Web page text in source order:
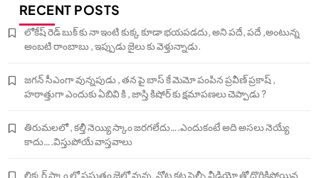
RECENT POSTS
లోకేష్ రెడ్ బుక్ కు నా ఇంటి కుక్క కూడా భయపడదు, అని పదే, పదే ,అంటున్న
అంబటి రాంబాబు , ఇప్పుడు జైలు కు వెళ్తున్నాడు.
జగన్ సీఎంగా వున్నపుడు , తన పై బాస్ కే మెమో పంపిన ప్రవీణ్ ప్రకాష్ ,
హఠాత్తుగా ఎందుకు ఏబివి కి , జాస్తి కిషోర్ కు క్షమాపణలు చెప్పాడు ?
తిరుమలలో , కల్తీ నెయ్యి స్కాం జరగలేదు….ఎందుకంటే అది అసలు నెయ్యే
కాదు….విస్తుపోయే వాస్తవాలు
లిక్కర్ స్కాం లో ప్రస్తుతం జైల్లో వున్న, నోట్ల కట్ల సెల్ఫీ వీడియో తో దొరికిపోయిన